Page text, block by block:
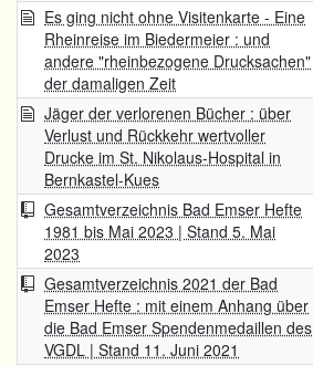
Es ging nicht ohne Visitenkarte - Eine
Rheinreise im Biedermeier : und
andere "rheinbezogene Drucksachen"
der damaligen Zeit
Jäger der verlorenen Bücher : über
Verlust und Rückkehr wertvoller
Drucke im St. Nikolaus-Hospital in
Bernkastel-Kues
Gesamtverzeichnis Bad Emser Hefte
1981 bis Mai 2023 | Stand 5. Mai
2023
Gesamtverzeichnis 2021 der Bad
Emser Hefte : mit einem Anhang über
die Bad Emser Spendenmedaillen des
VGDL | Stand 11. Juni 2021